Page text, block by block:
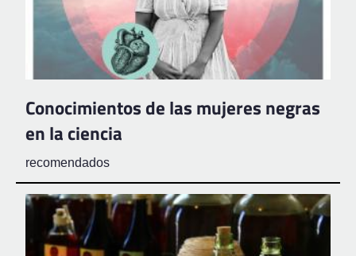
Conocimientos de las mujeres negras
en la ciencia
recomendados